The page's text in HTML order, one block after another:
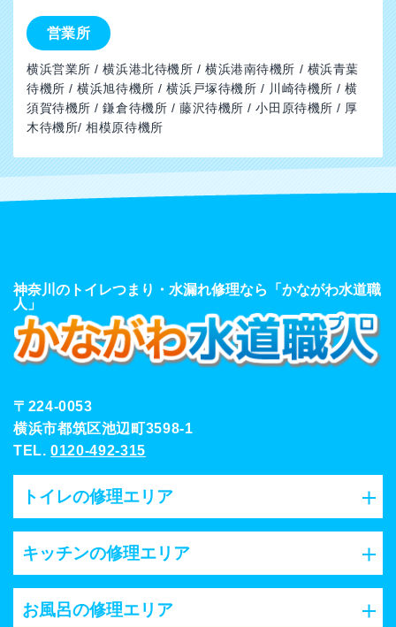
営業所
横浜営業所 / 横浜港北待機所 / 横浜港南待機所 / 横浜青葉
待機所 / 横浜旭待機所 / 横浜戸塚待機所 / 川崎待機所 / 横
須賀待機所 / 鎌倉待機所 / 藤沢待機所 / 小田原待機所 / 厚
木待機所/ 相模原待機所
神奈川のトイレつまり・水漏れ修理なら「かながわ水道職
人」
〒224-0053
横浜市都筑区池辺町3598-1
TEL.0120-492-315
トイレの修理エリア
キッチンの修理エリア
お風呂の修理エリア